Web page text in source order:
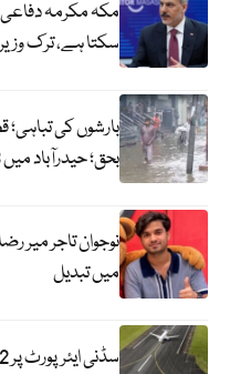
مکہ مکرمہ
سکتا ہے، ترک
بحق؛ حیدرآباد میں 3 نوجوان ڈوب گئے
نوجوان تاجر میر
میں تبدیل